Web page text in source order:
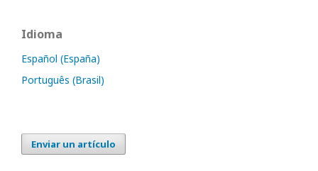
Idioma
Español (España)
Português (Brasil)
Enviar un artículo